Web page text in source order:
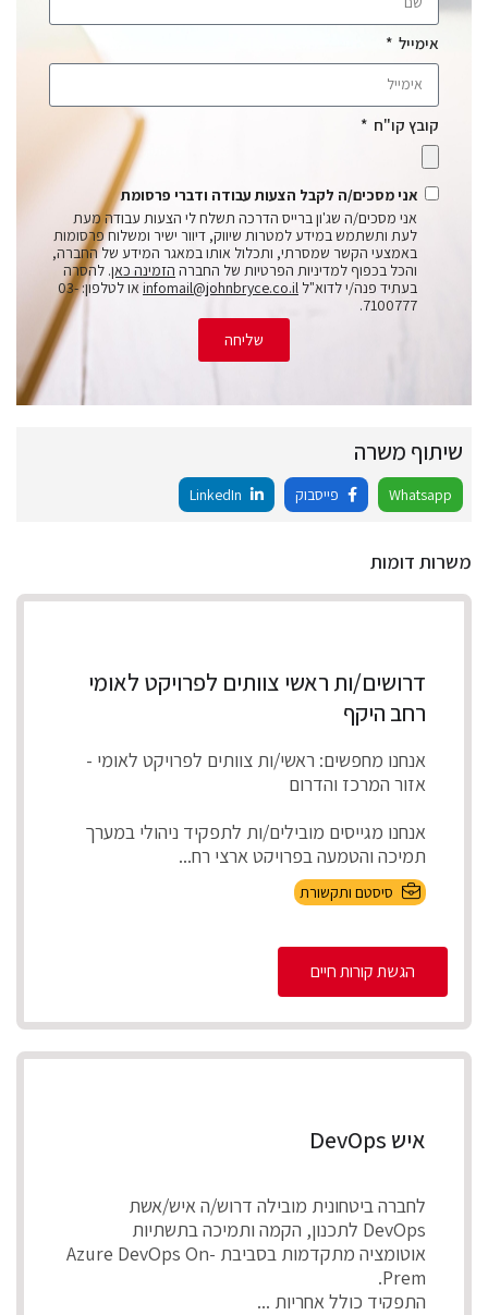
אימייל
קובץ קו"ח
אני מסכים/ה לקבל הצעות עבודה ודברי פרסומת
אני מסכים/ה שג'ון ברייס הדרכה תשלח לי הצעות עבודה מעת
לעת ותשתמש במידע למטרות שיווק, דיוור ישיר ומשלוח פרסומות
באמצעי הקשר שמסרתי, ותכלול אותו במאגר המידע של החברה,
והכל בכפוף למדיניות הפרטיות של החברה הזמינה כאן. להסרה
בעתיד פנה/י לדוא"ל infomail@johnbryce.co.il
או לטלפון: 03-
7100777.
שליחה
שיתוף משרה
Whatsapp פייסבוק
משרות דומות
דרושים/ות ראשי צוותים לפרויקט לאומי
רחב היקף
אנחנו מחפשים: ראשי/ות צוותים לפרויקט לאומי -
אזור המרכז והדרום
אנחנו מגייסים מובילים/ות לתפקיד ניהולי במערך
תמיכה והטמעה בפרויקט ארצי רח...
סיסטם ותקשורת
הגשת קורות חיים
איש DevOps
לחברה ביטחונית מובילה דרוש/ה איש/אשת
DevOps לתכנון, הקמה ותמיכה בתשתיות
אוטומציה מתקדמות בסביבת Azure DevOps On-
Prem.
התפקיד כולל אחריות ...